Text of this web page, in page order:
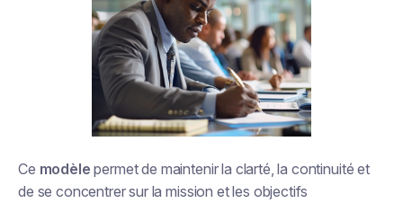
Ce modèle permet de maintenir la clarté, la continuité et
de se concentrer sur la mission et les objectifs